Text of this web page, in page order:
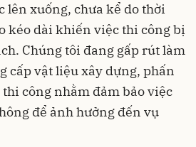
lên xuống, chưa kể do thời
kéo dài khiến việc thi công bị
Chúng tôi đang gấp rút làm
cấp vật liệu xây dựng, phấn
công nhằm đảm bảo việc
để ảnh hưởng đến vụ